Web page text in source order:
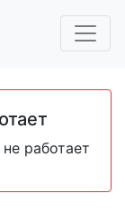
работает